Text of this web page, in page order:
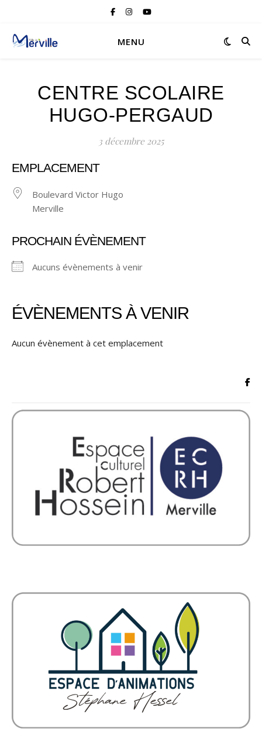
MENU
CENTRE SCOLAIRE
HUGO-PERGAUD
3 décembre 2025
EMPLACEMENT
Boulevard Victor Hugo
Merville
PROCHAIN ÉVÈNEMENT
Aucuns évènements à venir
ÉVÈNEMENTS À VENIR
Aucun évènement à cet emplacement